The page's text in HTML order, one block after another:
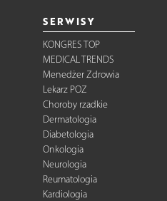
SERWISY
KONGRES TOP
MEDICAL TRENDS
Menedżer Zdrowia
Lekarz POZ
Choroby rzadkie
Dermatologia
Diabetologia
Onkologia
Neurologia
Reumatologia
Kardiologia